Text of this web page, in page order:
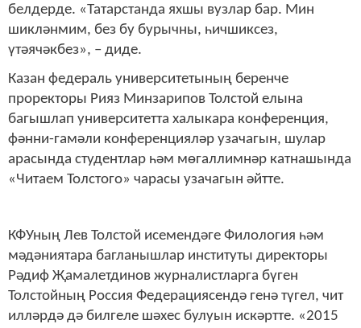
белдерде. «Татарстанда яхшы вузлар бар. Мин
шикләнмим, без бу бурычны, һичшиксез,
үтәячәкбез», – диде.
Казан федераль университетының беренче
проректоры Рияз Минзарипов Толстой елына
багышлап университетта халыкара конференция,
фәнни-гамәли конференцияләр узачагын, шулар
арасында студентлар һәм мөгаллимнәр катнашында
«Читаем Толстого» чарасы узачагын әйтте.
КФУның Лев Толстой исемендәге Филология һәм
мәдәниятара багланышлар институты директоры
Рәдиф Җамалетдинов журналистларга бүген
Толстойның Россия Федерациясендә генә түгел, чит
илләрдә дә билгеле шәхес булуын искәртте. «2015